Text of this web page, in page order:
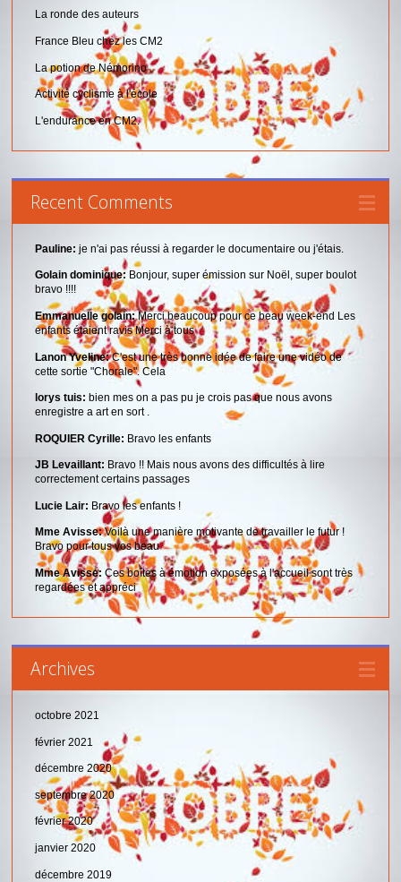
La ronde des auteurs
France Bleu chez les CM2
La potion de Némorino
Activité cyclisme à l'école
L'endurance en CM2.
Recent Comments
Pauline: je n'ai pas réussi à regarder le documentaire ou j'étais.
Golain dominique: Bonjour, super émission sur Noël, super boulot
bravo !!!!
Emmanuelle golain:Merci beaucoup pour ce beau week-end Les
enfants étaient ravis Merci à tous
Lanon Yveline:C'est une très bonne idée de faire une vidéo de
cette sortie "Chorale". Cela
lorys tuis: bien mes on a pas pu je crois pas que nous avons
enregistre a art en sort .
ROQUIER Cyrille: Bravo les enfants
JB Levaillant: Bravo !! Mais nous avons des difficultés à lire
correctement certains passages
Lucie Lair: Bravo les enfants !
Mme Avisse:Voilà une manière motivante de travailler le futur !
Bravo pour tous vos beau
Mme Avisse: Ces boîtes à émotion exposées à l'accueil sont très
regardées et appréci
Archives
octobre 2021
février 2021
décembre 2020
septembre 2020
février 2020
janvier 2020
décembre 2019